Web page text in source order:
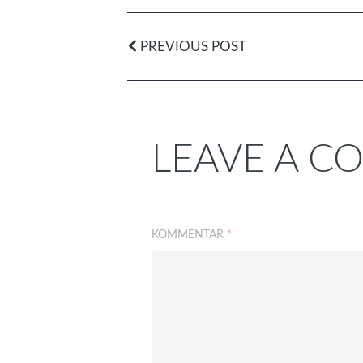
PREVIOUS POST
LEAVE A
KOMMENTAR *